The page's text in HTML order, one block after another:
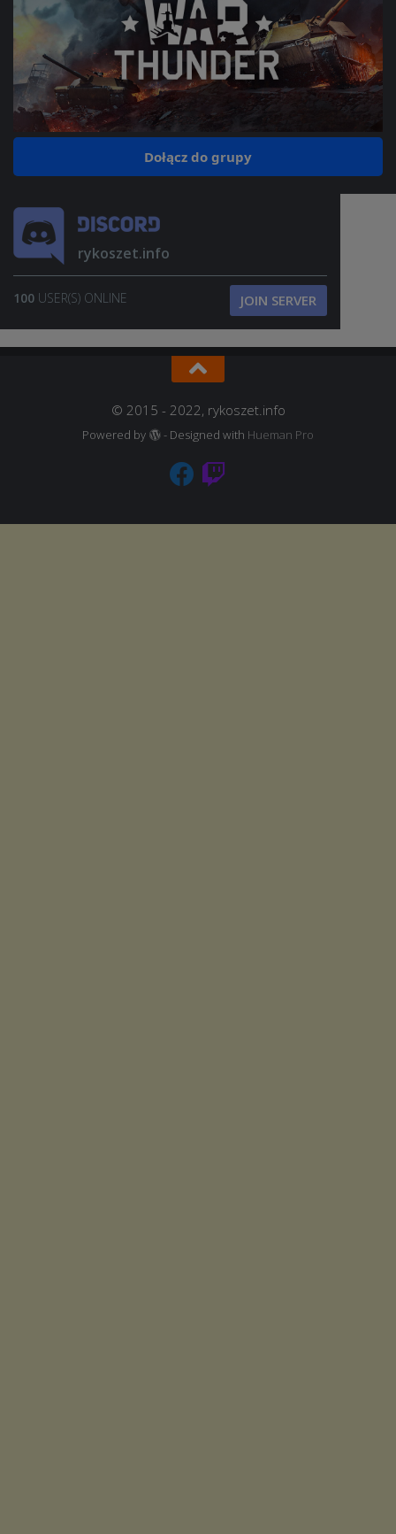
Dołącz do grupy
rykoszet.info
100 USER(S) ONLINE JOIN SERVER
© 2015 - 2022, rykoszet.info
Powered by - Designed with Hueman Pro